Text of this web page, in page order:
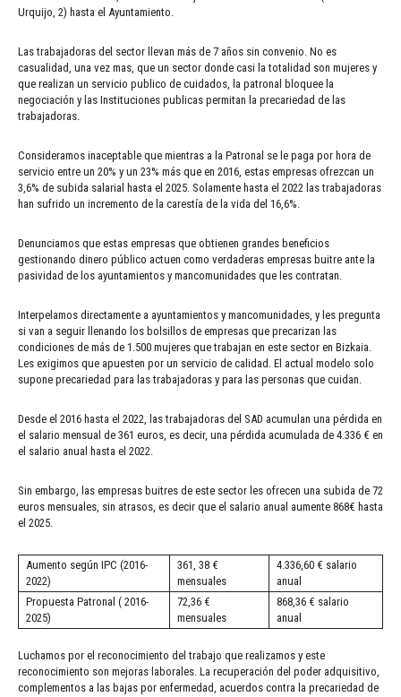
Urquijo, 2) hasta el Ayuntamiento.
Las trabajadoras del sector llevan más de 7 años sin convenio. No es
casualidad, una vez mas, que un sector donde casi la totalidad son mujeres y
que realizan un servicio publico de cuidados, la patronal bloquee la
negociación y las Instituciones publicas permitan la precariedad de las
trabajadoras.
Consideramos inaceptable que mientras a la Patronal se le paga por hora de
servicio entre un 20% y un 23% más que en 2016, estas empresas ofrezcan un
3,6% de subida salarial hasta el 2025. Solamente hasta el 2022 las trabajadoras
han sufrido un incremento de la carestía de la vida del 16,6%.
Denunciamos que estas empresas que obtienen grandes beneficios
gestionando dinero público actuen como verdaderas empresas buitre ante la
pasividad de los ayuntamientos y mancomunidades que les contratan.
Interpelamos directamente a ayuntamientos y mancomunidades, y les pregunta
si van a seguir llenando los bolsillos de empresas que precarizan las
condiciones de más de 1.500 mujeres que trabajan en este sector en Bizkaia.
Les exigimos que apuesten por un servicio de calidad. El actual modelo solo
supone precariedad para las trabajadoras y para las personas que cuidan.
Desde el 2016 hasta el 2022, las trabajadoras del SAD acumulan una pérdida en
el salario mensual de 361 euros, es decir, una pérdida acumulada de 4.336 € en
el salario anual hasta el 2022.
Sin embargo, las empresas buitres de este sector les ofrecen una subida de 72
euros mensuales, sin atrasos, es decir que el salario anual aumente 868€ hasta
el 2025.
Aumento según IPC (2016-
2022)
361, 38 €
mensuales
4.336,60 € salario
anual
Propuesta Patronal ( 2016-
2025)
72,36 €
mensuales
868,36 € salario
anual
Luchamos por el reconocimiento del trabajo que realizamos y este
reconocimiento son mejoras laborales. La recuperación del poder adquisitivo,
complementos a las bajas por enfermedad, acuerdos contra la precariedad de